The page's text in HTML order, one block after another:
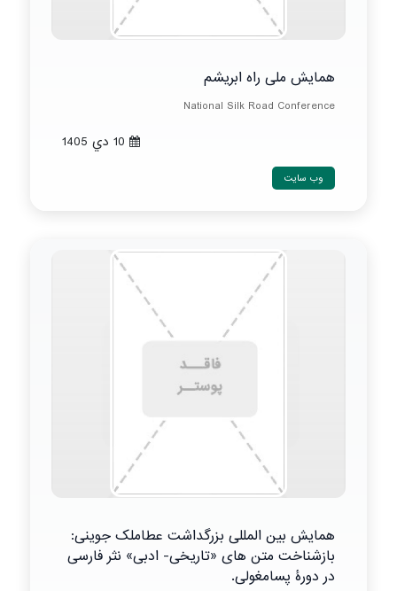
همایش ملی راه ابریشم
National Silk Road Conference
وب سایت
همایش بین المللی بزرگداشت عطاملک جوینی:
بازشناخت متن های «تاریخی- ادبی» نثر فارسی
در دورۀ پسامغولی.